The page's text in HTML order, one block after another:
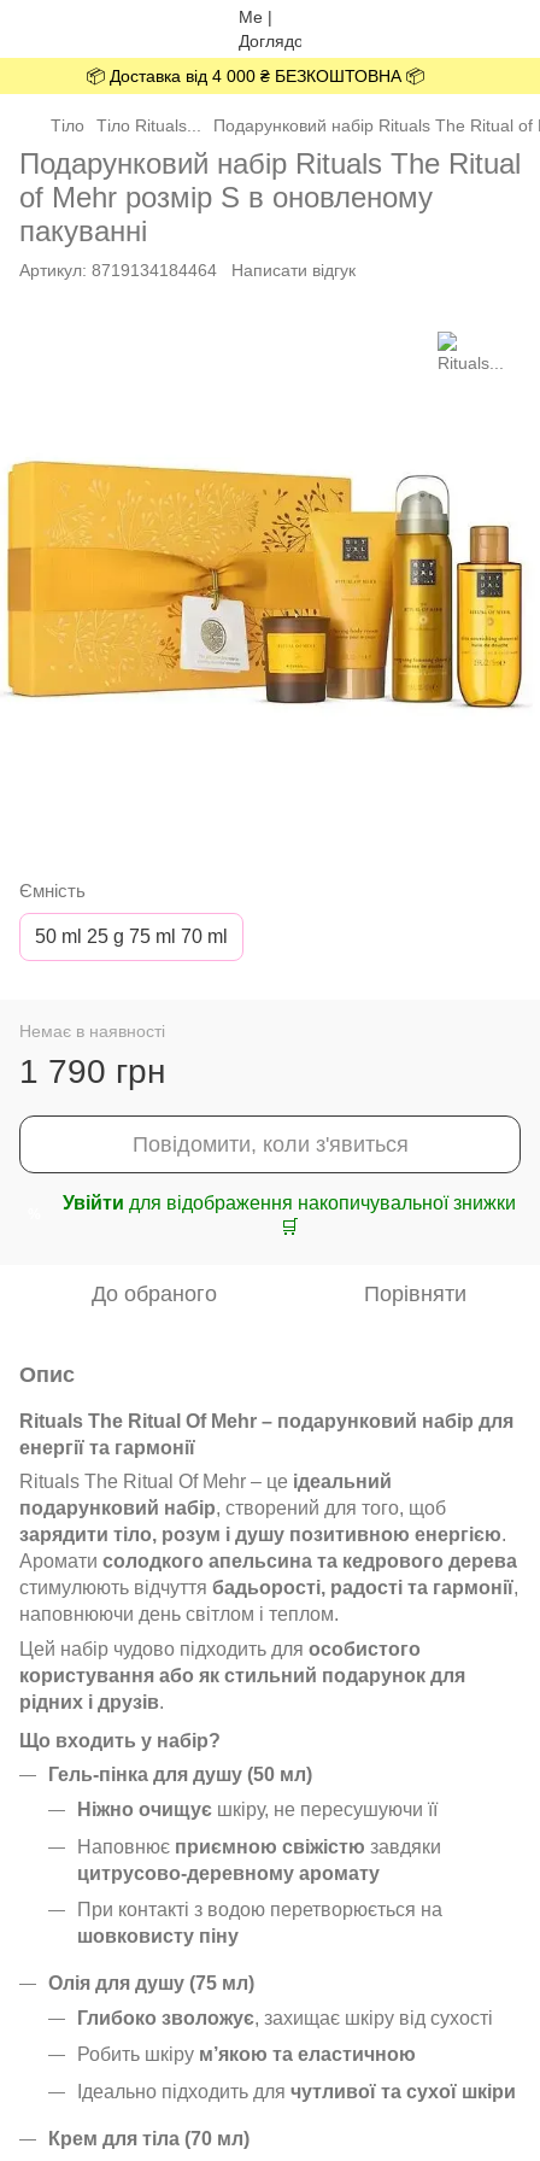
📦 Доставка від 4 000 ₴ БЕЗКОШТОВНА 📦
Тіло Тіло Rituals... Подарунковий набір Rituals The Ritual of
Подарунковий набір Rituals The Ritual
of Mehr розмір S в оновленому
пакуванні
Артикул: 8719134184464 Написати відгук
Ємність
50 ml 25 g 75 ml 70 ml
Немає в наявності
1 790 грн
Повідомити, коли з'явиться
Увійти для відображення накопичувальної знижки
🛒
До обраного Порівняти
Опис
Rituals The Ritual Of Mehr – подарунковий набір для
енергії та гармонії
Rituals The Ritual Of Mehr – це ідеальний
подарунковий набір, створений для того, щоб
зарядити тіло, розум і душу позитивною енергією.
Аромати солодкого апельсина та кедрового дерева
стимулюють відчуття бадьорості, радості та гармонії,
наповнюючи день світлом і теплом.
Цей набір чудово підходить для особистого
користування або як стильний подарунок для
рідних і друзів.
Що входить у набір?
Гель-пінка для душу (50 мл)
Ніжно очищує шкіру, не пересушуючи її
Наповнює приємною свіжістю завдяки
цитрусово-деревному аромату
При контакті з водою перетворюється на
шовковисту піну
Олія для душу (75 мл)
Глибоко зволожує, захищає шкіру від сухості
Робить шкіру м’якою та еластичною
Ідеально підходить для чутливої та сухої шкіри
Крем для тіла (70 мл)